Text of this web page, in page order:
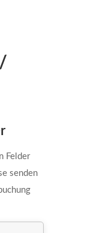
Felder
senden